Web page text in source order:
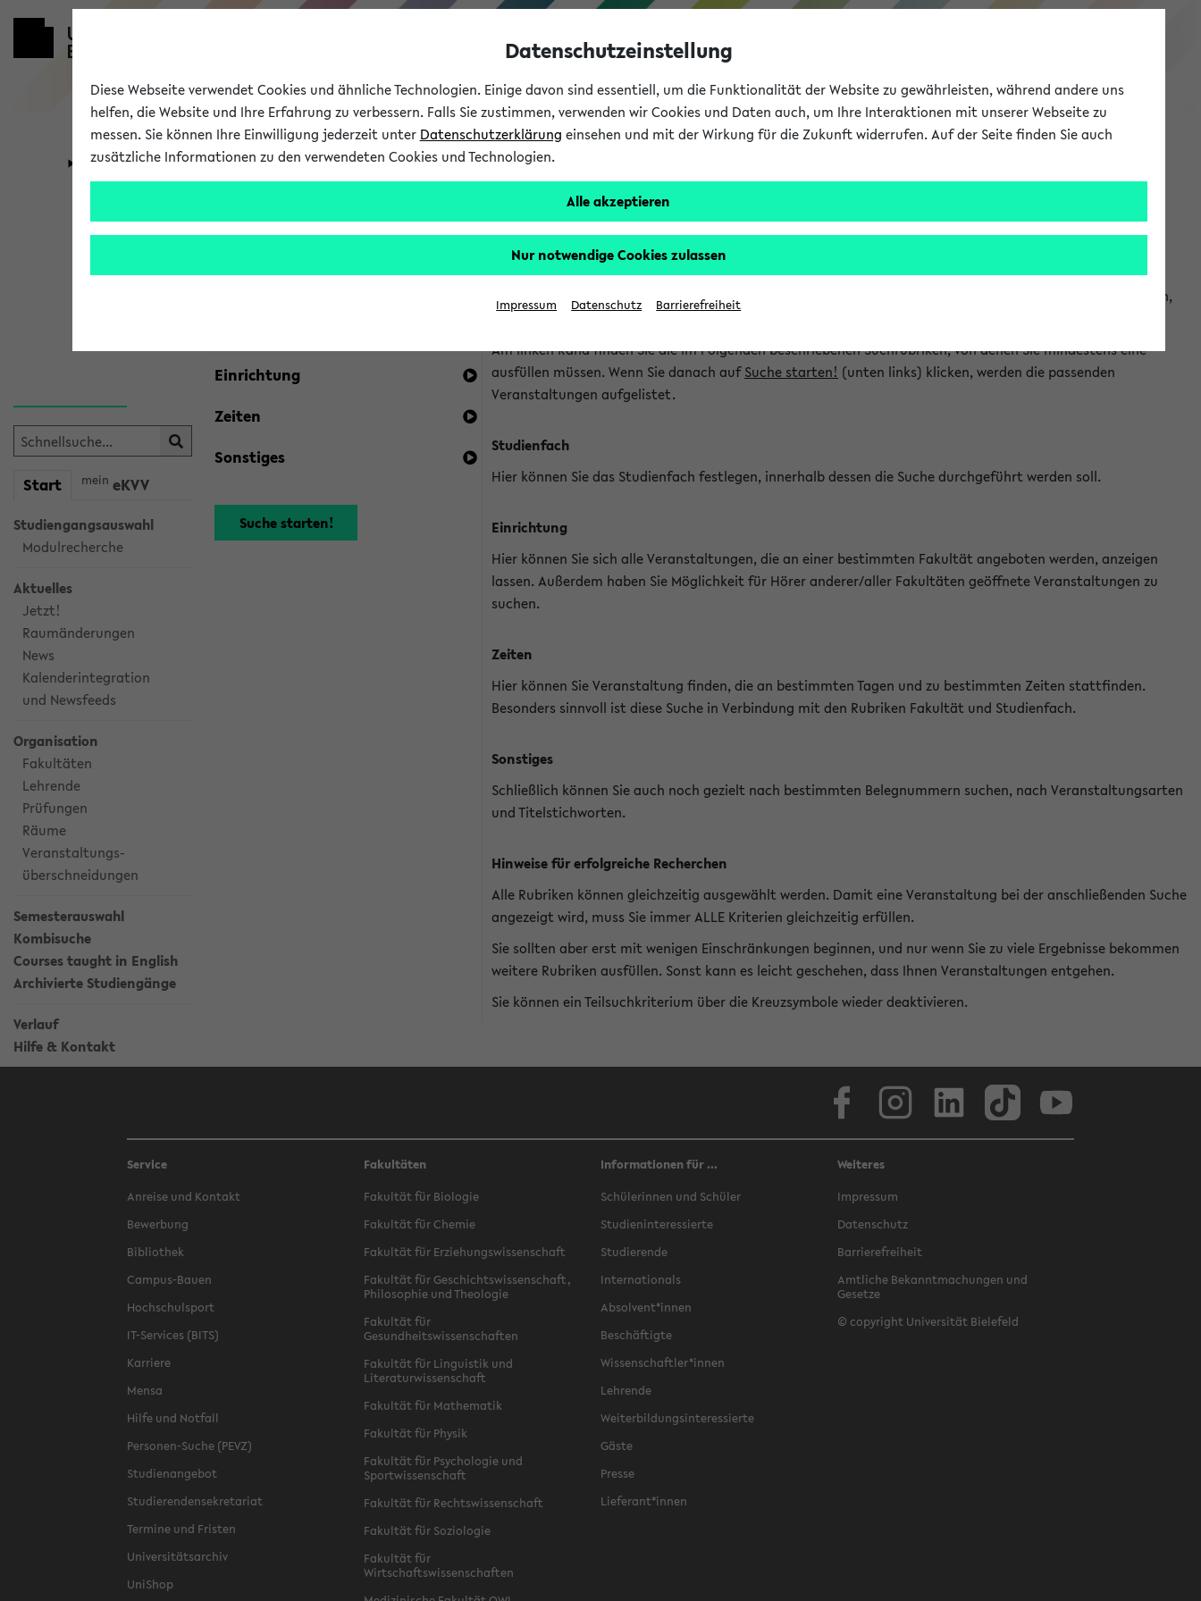
eKVV
Universität Forschung Studium
Start mein eKVV
Studiengangsauswahl
Modulrecherche
Aktuelles
Jetzt!
Raumänderungen
News
Kalenderintegration
und Newsfeeds
Organisation
Fakultäten
Lehrende
Prüfungen
Räume
Veranstaltungs-
überschneidungen
Semesterauswahl
Kombisuche
Courses taught in English
Archivierte Studiengänge
Verlauf
Hilfe & Kontakt
Kombisuche im eKVV
Ihre Suchkriterien:
Einrichtung
Zeiten
Sonstiges
Hinweise zur Kombisuche
Sie können das eKVV nach diversen Kriterien durchsuchen und so gezielt die Veranstaltungen heraussuchen,
die für Sie interessant sind.
Am linken Rand finden Sie die im Folgenden beschriebenen Suchrubriken, von denen Sie mindestens eine
ausfüllen müssen. Wenn Sie danach aufSuche starten! (unten links) klicken, werden die passenden
Veranstaltungen aufgelistet.
Studienfach
Hier können Sie das Studienfach festlegen, innerhalb dessen die Suche durchgeführt werden soll.
Einrichtung
Hier können Sie sich alle Veranstaltungen, die an einer bestimmten Fakultät angeboten werden, anzeigen
lassen. Außerdem haben Sie Möglichkeit für Hörer anderer/aller Fakultäten geöffnete Veranstaltungen zu
suchen.
Zeiten
Hier können Sie Veranstaltung finden, die an bestimmten Tagen und zu bestimmten Zeiten stattfinden.
Besonders sinnvoll ist diese Suche in Verbindung mit den Rubriken Fakultät und Studienfach.
Sonstiges
Schließlich können Sie auch noch gezielt nach bestimmten Belegnummern suchen, nach Veranstaltungsarten
und Titelstichworten.
Hinweise für erfolgreiche Recherchen
Alle Rubriken können gleichzeitig ausgewählt werden. Damit eine Veranstaltung bei der anschließenden Suche
angezeigt wird, muss Sie immer ALLE Kriterien gleichzeitig erfüllen.
Sie sollten aber erst mit wenigen Einschränkungen beginnen, und nur wenn Sie zu viele Ergebnisse bekommen
weitere Rubriken ausfüllen. Sonst kann es leicht geschehen, dass Ihnen Veranstaltungen entgehen.
Sie können ein Teilsuchkriterium über die Kreuzsymbole wieder deaktivieren.
Service
Anreise und Kontakt
Bewerbung
Bibliothek
Campus-Bauen
Hochschulsport
IT-Services (BITS)
Karriere
Mensa
Hilfe und Notfall
Personen-Suche (PEVZ)
Studienangebot
Studierendensekretariat
Termine und Fristen
Universitätsarchiv
UniShop
Fakultäten
Fakultät für Biologie
Fakultät für Chemie
Fakultät für Erziehungswissenschaft
Fakultät für Geschichtswissenschaft,
Philosophie und Theologie
Fakultät für
Gesundheitswissenschaften
Fakultät für Linguistik und
Literaturwissenschaft
Fakultät für Mathematik
Fakultät für Physik
Fakultät für Psychologie und
Sportwissenschaft
Fakultät für Rechtswissenschaft
Fakultät für Soziologie
Fakultät für
Wirtschaftswissenschaften
Informationen für ...
Schülerinnen und Schüler
Studieninteressierte
Studierende
Internationals
Absolvent*innen
Beschäftigte
Wissenschaftler*innen
Lehrende
Weiterbildungsinteressierte
Gäste
Presse
Lieferant*innen
Weiteres
Impressum
Datenschutz
Barrierefreiheit
Amtliche Bekanntmachungen und
Gesetze
© copyright Universität Bielefeld
Datenschutzeinstellung
Diese Webseite verwendet Cookies und ähnliche Technologien. Einige davon sind essentiell, um die Funktionalität der Website zu gewährleisten, während andere uns
helfen, die Website und Ihre Erfahrung zu verbessern. Falls Sie zustimmen, verwenden wir Cookies und Daten auch, um Ihre Interaktionen mit unserer Webseite zu
messen. Sie können Ihre Einwilligung jederzeit unter Datenschutzerklärung einsehen und mit der Wirkung für die Zukunft widerrufen. Auf der Seite finden Sie auch
zusätzliche Informationen zu den verwendeten Cookies und Technologien.
Alle akzeptieren
Nur notwendige Cookies zulassen
Impressum Datenschutz Barrierefreiheit